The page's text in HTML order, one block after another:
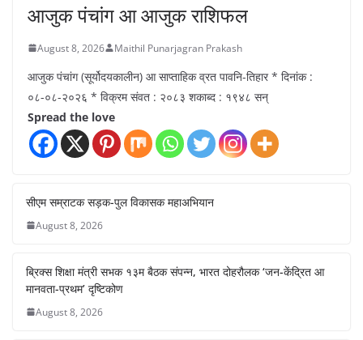
आजुक पंचांग आ आजुक राशिफल
August 8, 2026 Maithil Punarjagran Prakash
आजुक पंचांग (सूर्योदयकालीन) आ साप्ताहिक व्रत पावनि-तिहार * दिनांक :
०८-०८-२०२६ * विक्रम संवत : २०८३ शकाब्द : १९४८ सन्
Spread the love
सीएम सम्राटक सड़क-पुल विकासक महाअभियान
August 8, 2026
ब्रिक्स शिक्षा मंत्री सभक १३म बैठक संपन्न, भारत दोहरौलक ‘जन-केंद्रित आ
मानवता-प्रथम’ दृष्टिकोण
August 8, 2026